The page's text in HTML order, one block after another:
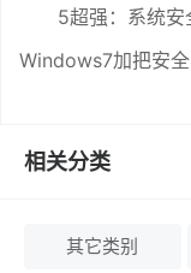
5超强：系统
Windows7加把安全
相关分类
其它类别